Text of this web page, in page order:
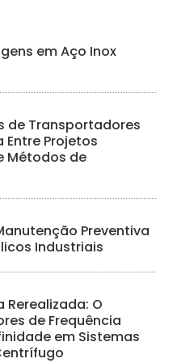
em Aço Inox
de Transportadores
Entre Projetos
Métodos de
Preventiva
Industriais
Rerealizada: O
de Frequência
em Sistemas